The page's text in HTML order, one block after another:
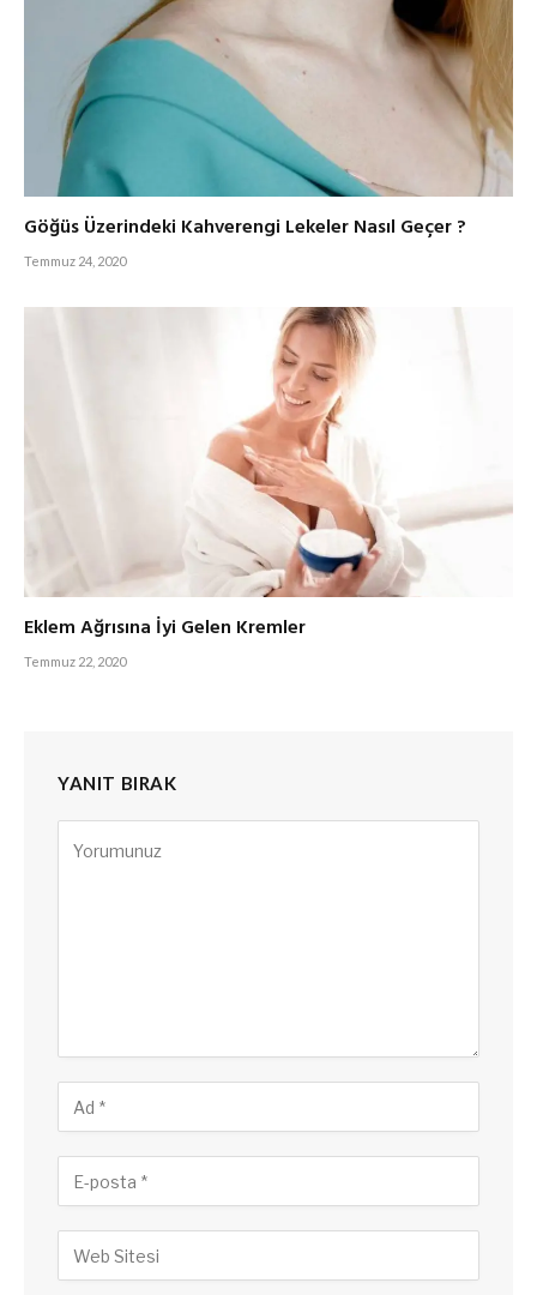
Göğüs Üzerindeki Kahverengi Lekeler Nasıl Geçer ?
Temmuz 24, 2020
Eklem Ağrısına İyi Gelen Kremler
Temmuz 22, 2020
YANIT BIRAK